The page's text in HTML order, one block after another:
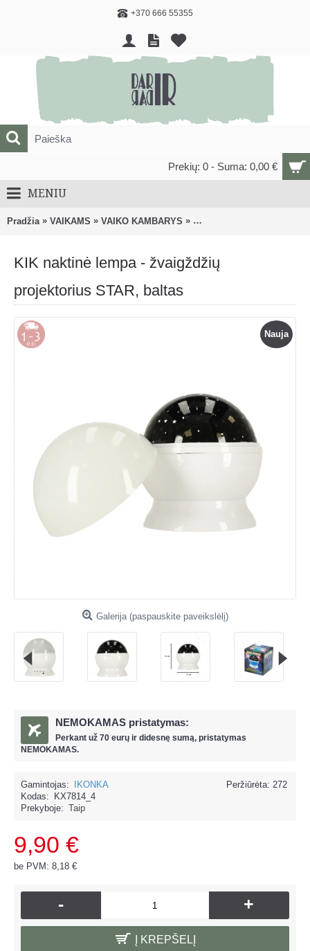
+370 666 55355
Prekių: 0 - Suma: 0,00 €
MENIU
Pradžia » VAIKAMS » VAIKO KAMBARYS » Lovos, lovytės ir jų priedai
KIK naktinė lempa - žvaigždžių
projektorius STAR, baltas
Nauja
Galerija (paspauskite paveikslėlį)
NEMOKAMAS pristatymas:
Perkant už 70 eurų ir didesnę sumą, pristatymas
NEMOKAMAS.
Peržiūrėta: 272
Gamintojas:
IKONKA
Kodas:
KX7814_4
Prekyboje: Taip
9,90 €
be PVM: 8,18 €
- +
Į KREPŠELĮ